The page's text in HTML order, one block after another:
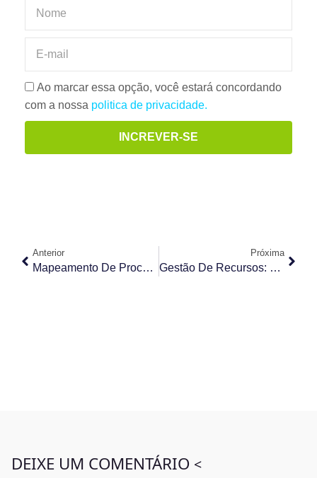
Ao marcar essa opção, você estará concordando
com a nossa politica de privacidade.
INCREVER-SE
Anterior
Mapeamento De Processos: Guia Completo Com Ferramentas E 6 Passos De Como Implementar
Próxima
Gestão De Recursos: Como Gerenciar Pessoas E Responsabilidades
DEIXE UM COMENTÁRIO <